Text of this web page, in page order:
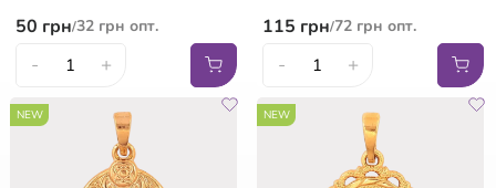
5мм
50 грн/32 грн опт.
- +
до 7мм
115 грн/72 грн опт.
- +
NEW NEW